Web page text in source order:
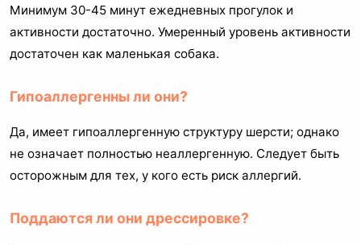
Минимум 30-45 минут ежедневных прогулок и
активности достаточно. Умеренный уровень активности
достаточен как маленькая собака.
Гипоаллергенны ли они?
Да, имеет гипоаллергенную структуру шерсти; однако
не означает полностью неаллергенную. Следует быть
осторожным для тех, у кого есть риск аллергий.
Поддаются ли они дрессировке?